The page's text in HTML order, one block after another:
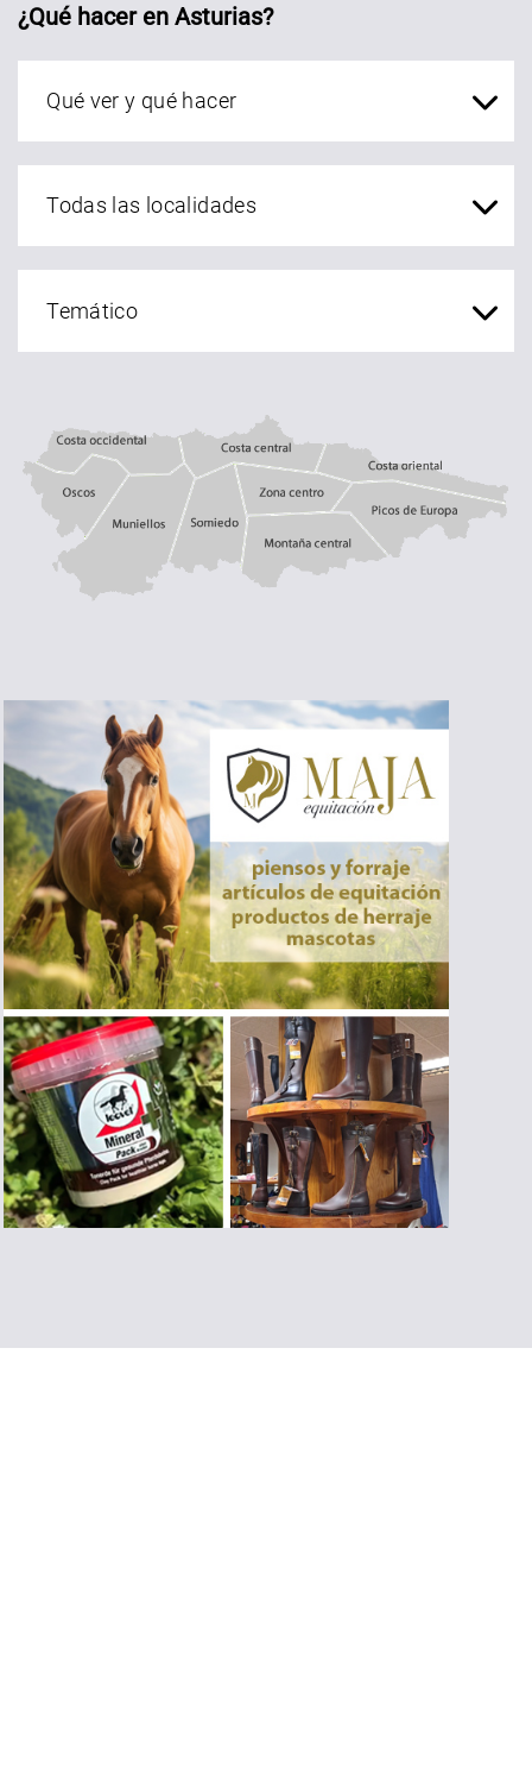
¿Qué hacer en Asturias?
Costa occidental
Oscos Muniellos Somiedo
Costa central
zona centro
Montaña central Picos de Europa